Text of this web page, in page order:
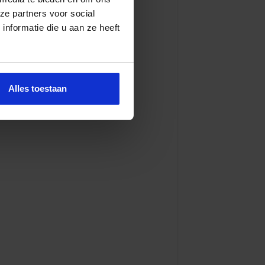
partners voor social
die u aan ze heeft
Alles toestaan